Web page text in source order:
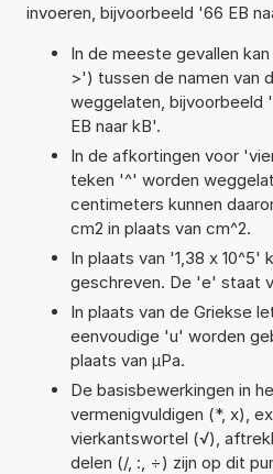
invoeren, bijvoorbeeld '66 EB
In de meeste gevallen
>') tussen de namen van
weggelaten, bijvoorbeeld
EB naar kB'.
In de afkortingen voor
teken '^' worden
centimeters kunnen
cm2 in plaats van cm^2.
In plaats van '1,38 x 10^5'
geschreven. De 'e' staat
In plaats van de Griekse
eenvoudige 'u' worden
plaats van µPa.
De basisbewerkingen in
vermenigvuldigen (*, x),
vierkantswortel (√),
delen (/, :, ÷) zijn op dit